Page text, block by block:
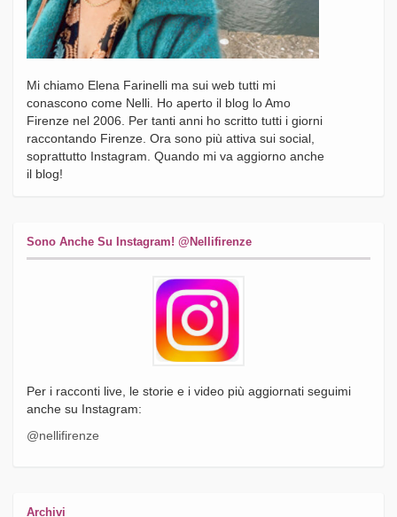
Mi chiamo Elena Farinelli ma sui web tutti mi
conascono come Nelli. Ho aperto il blog lo Amo
Firenze nel 2006. Per tanti anni ho scritto tutti i giorni
raccontando Firenze. Ora sono più attiva sui social,
soprattutto Instagram. Quando mi va aggiorno anche
il blog!
Sono Anche Su Instagram! @nellifirenze
Per i racconti live, le storie e i video più aggiornati seguimi
anche su Instagram:
@nellifirenze
Archivi